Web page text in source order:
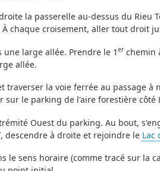
la passerelle au-dessus du Rieu
chaque croisement, aller tout droit
large allée. Prendre le 1 erchemin
allée.
traverser la voie ferrée au passage
sur le parking de l'aire forestière côté
Ouest du parking. Au bout,
descendre à droite et rejoindre le Lac
le sens horaire (comme tracé sur la